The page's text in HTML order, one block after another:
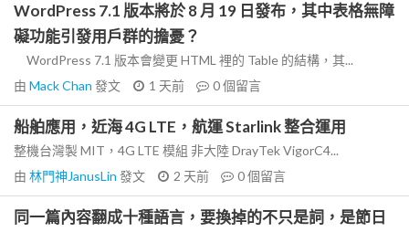
WordPress 7.1 版本將於 8 月 19 日發布，其中表格無障
礙功能引發用戶群的擔憂？
WordPress 7.1 版本會變更 HTML 裡的 Table 的結構，其...
由 Mack Chan 發文 1 天前 0個留言
船舶應用，近海 4G LTE，航運 Starlink 整合運用
整機台灣製 MIT，4G LTE 模組 非大陸 DrayTek VigorC4...
由 林門神JanusLin 發文 2 天前 0個留言
同一篇內容翻成十種語言，要換掉的不只是詞，是節日